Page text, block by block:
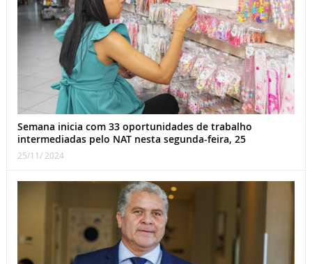
Semana inicia com 33 oportunidades de trabalho
intermediadas pelo NAT nesta segunda-feira, 25
25/11/ 2024